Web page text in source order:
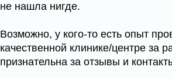
не нашла нигде.
Возможно, у кого-то есть опыт
качественной клинике/центре за
признательна за отзывы и